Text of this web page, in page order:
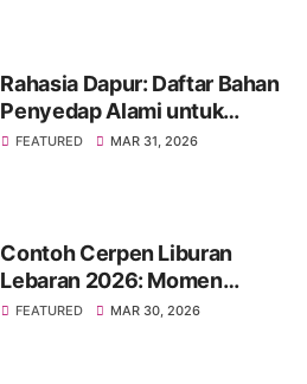
Rahasia Dapur: Daftar Bahan
Penyedap Alami untuk
Masakan Jadi Lebih Enak
FEATURED MAR 31, 2026
Contoh Cerpen Liburan
Lebaran 2026: Momen
Hangat Penuh Kenangan
FEATURED MAR 30, 2026